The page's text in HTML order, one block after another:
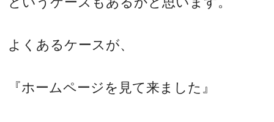
よくあるケースが、
『ホームページを見て来ました』